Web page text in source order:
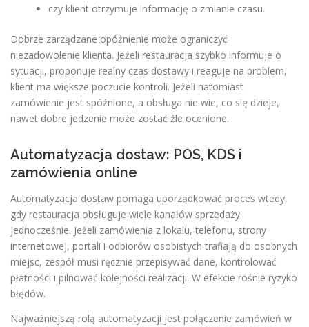
czy klient otrzymuje informację o zmianie czasu.
Dobrze zarządzane opóźnienie może ograniczyć
niezadowolenie klienta. Jeżeli restauracja szybko informuje o
sytuacji, proponuje realny czas dostawy i reaguje na problem,
klient ma większe poczucie kontroli. Jeżeli natomiast
zamówienie jest spóźnione, a obsługa nie wie, co się dzieje,
nawet dobre jedzenie może zostać źle ocenione.
Automatyzacja dostaw: POS, KDS i
zamówienia online
Automatyzacja dostaw pomaga uporządkować proces wtedy,
gdy restauracja obsługuje wiele kanałów sprzedaży
jednocześnie. Jeżeli zamówienia z lokalu, telefonu, strony
internetowej, portali i odbiorów osobistych trafiają do osobnych
miejsc, zespół musi ręcznie przepisywać dane, kontrolować
płatności i pilnować kolejności realizacji. W efekcie rośnie ryzyko
błędów.
Najważniejszą rolą automatyzacji jest połączenie zamówień w